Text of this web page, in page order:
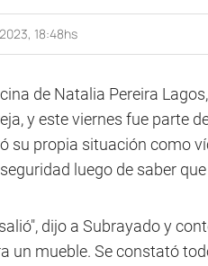
18:48hs
de Natalia Pereira
y este viernes fue parte
su propia situación como
luego de saber
dijo a Subrayado y
un mueble. Se constató